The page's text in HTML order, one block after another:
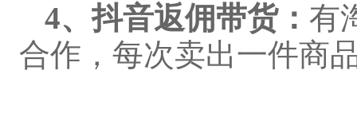
4、抖音返佣带货： 有
合作，每次卖出一件商